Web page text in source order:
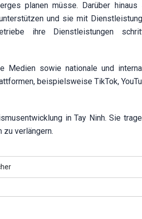
planen müsse. Darüber
und sie mit
ihre Dienstleistungen
Medien sowie nationale und
beispielsweise TikTok,
in Tay Ninh. Sie
verlängern.